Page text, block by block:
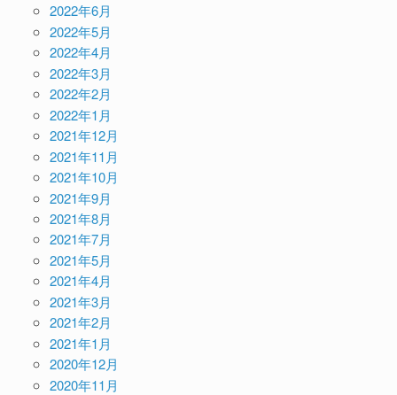
2022年6月
2022年5月
2022年4月
2022年3月
2022年2月
2022年1月
2021年12月
2021年11月
2021年10月
2021年9月
2021年8月
2021年7月
2021年5月
2021年4月
2021年3月
2021年2月
2021年1月
2020年12月
2020年11月